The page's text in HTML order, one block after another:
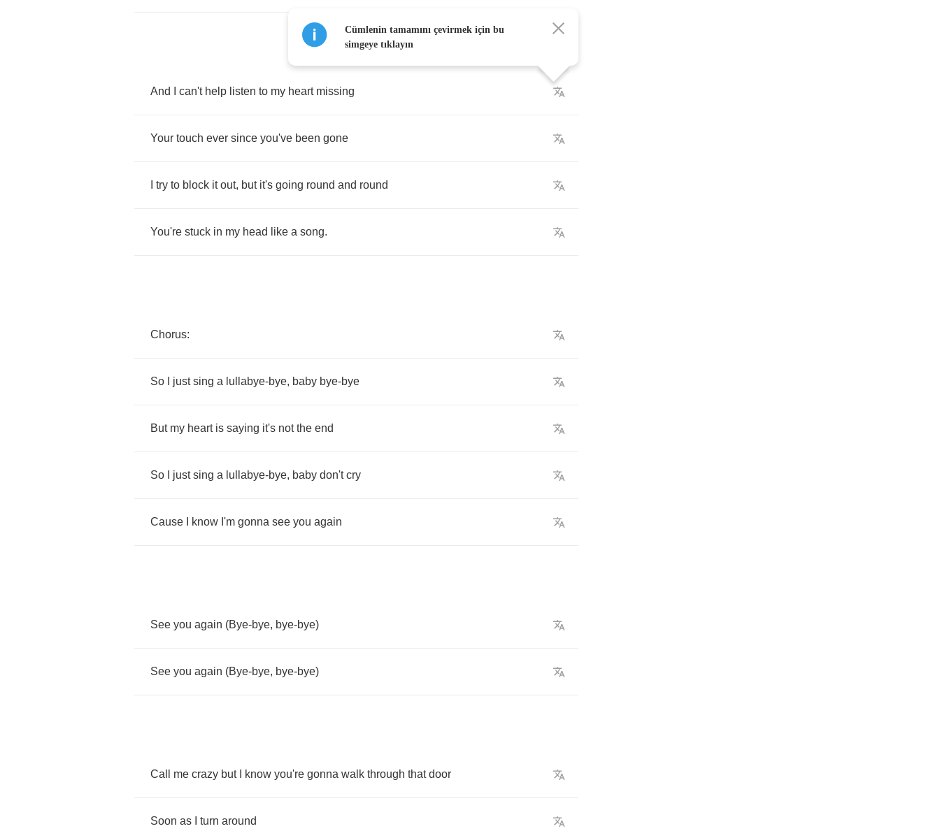
And can't help listen to my heart missing
Your touch ever since you've been gone
try to block it out, but it's going round and round
You're stuck in my head like a song.
Chorus:
So just sing a lullabye-bye, baby bye-bye
But my heart is saying it's not the end
So just sing a lullabye-bye, baby don't cry
Cause know I'm gonna see you again
See you again (Bye-bye, bye-bye)
See you again (Bye-bye, bye-bye)
Call me crazy but know you're gonna walk through that door
Soon as turn around
Cümlenin tamamını çevirmek için bu
simgeye tıklayın